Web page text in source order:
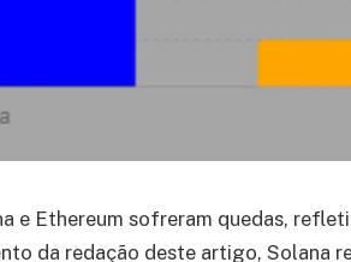
e Ethereum sofreram quedas,
da redação deste artigo, Solana